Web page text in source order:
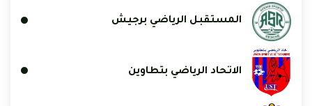
المستقبل الرياضي برجيش
الاتحاد الرياضي بتطاوين